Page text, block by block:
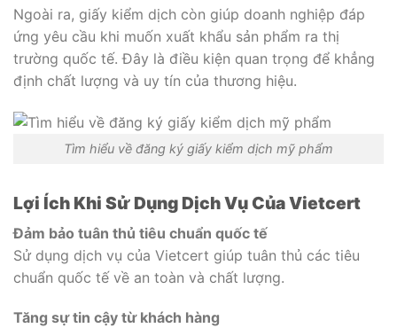
Ngoài ra, giấy kiểm dịch còn giúp doanh nghiệp đáp
ứng yêu cầu khi muốn xuất khẩu sản phẩm ra thị
trường quốc tế. Đây là điều kiện quan trọng để khẳng
định chất lượng và uy tín của thương hiệu.
Tìm hiểu về đăng ký giấy kiểm dịch mỹ phẩm
Lợi Ích Khi Sử Dụng Dịch Vụ Của Vietcert
Đảm bảo tuân thủ tiêu chuẩn quốc tế
Sử dụng dịch vụ của Vietcert giúp tuân thủ các tiêu
chuẩn quốc tế về an toàn và chất lượng.
Tăng sự tin cậy từ khách hàng